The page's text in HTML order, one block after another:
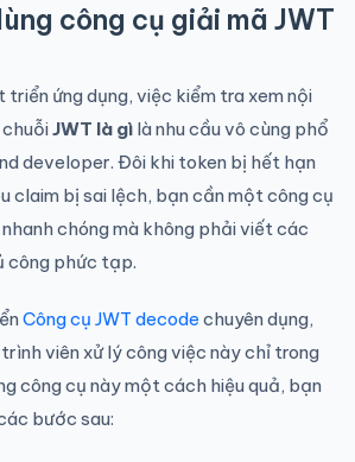
công cụ giải mã JWT
triển ứng dụng, việc kiểm tra xem nội
JWT là gì là nhu cầu vô cùng phổ
developer. Đôi khi token bị hết hạn
claim bị sai lệch, bạn cần một công cụ
chóng mà không phải viết các
công phức tạp.
Công cụ JWT decode chuyên dụng,
viên xử lý công việc này chỉ trong
công cụ này một cách hiệu quả, bạn
bước sau: